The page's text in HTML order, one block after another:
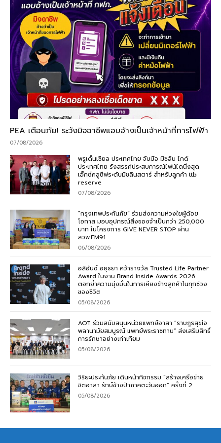
PEA เตือนภัย! ระวังมิจฉาชีพแอบอ้างเป็นเจ้าหน้าที่การไฟฟ้า
07/08/2026
พรูเด็นเชียล ประเทศไทย จับมือ มิชลิน ไกด์
ประเทศไทย รังสรรค์ประสบการณ์ไฟน์ไดนิ่งสุด
เอ็กซ์คลูซีฟระดับมิชลินสตาร์ สำหรับลูกค้า ttb
reserve
07/08/2026
“กรุงเทพประกันภัย” ร่วมส่งความห่วงใยผู้ด้อย
โอกาส มอบอุปกรณ์สิ่งของจำเป็นกว่า 250,000
บาท ในโครงการ GIVE NEVER STOP ผ่าน
สวพ.FM91
06/08/2026
อลิอันซ์ อยุธยา คว้ารางวัล Trusted Life Partner
Award ในงาน Brand Inside Awards 2026
ตอกย้ำความมุ่งมั่นในการเคียงข้างลูกค้าในทุกช่วง
ของชีวิต
05/08/2026
AOT ร่วมสนับสนุนหน่วยแพทย์อาสา “ราษฎรสุขใจ
พลานามัยสมบูรณ์ แพทย์พระราชทาน” ส่งเสริมสิทธิ์
การรักษาอย่างเท่าเทียม
05/08/2026
วิริยะประกันภัย เดินหน้ากิจกรรม “สร้างเครือข่าย
จิตอาสา รักษ์ช้างป่าภาคตะวันออก” ครั้งที่ 2
05/08/2026